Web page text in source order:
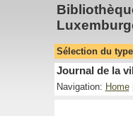
Sélection du
Journal de la
Navigation: Home|